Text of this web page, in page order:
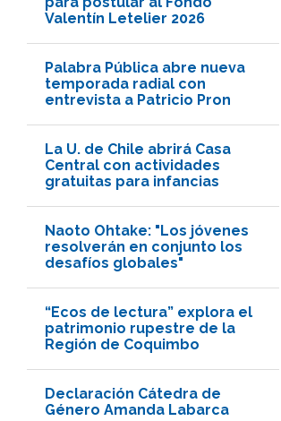
Valentín Letelier 2026
Palabra Pública abre nueva
temporada radial con
entrevista a Patricio Pron
La U. de Chile abrirá Casa
Central con actividades
gratuitas para infancias
Naoto Ohtake: "Los jóvenes
resolverán en conjunto los
desafíos globales"
“Ecos de lectura” explora el
patrimonio rupestre de la
Región de Coquimbo
Declaración Cátedra de
Género Amanda Labarca